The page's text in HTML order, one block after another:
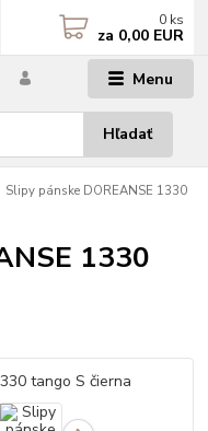
Menu
Hľadať
0 ks
za 0,00 EUR
Slipy pánske DOREANSE 1330
1330